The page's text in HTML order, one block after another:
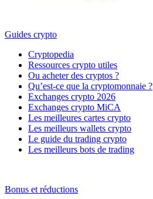
Guides crypto
Cryptopedia
Ressources crypto utiles
Ou acheter des cryptos ?
Qu’est-ce que la cryptomonnaie ?
Exchanges crypto 2026
Exchanges crypto MiCA
Les meilleures cartes crypto
Les meilleurs wallets crypto
Le guide du trading crypto
Les meilleurs bots de trading
Bonus et réductions